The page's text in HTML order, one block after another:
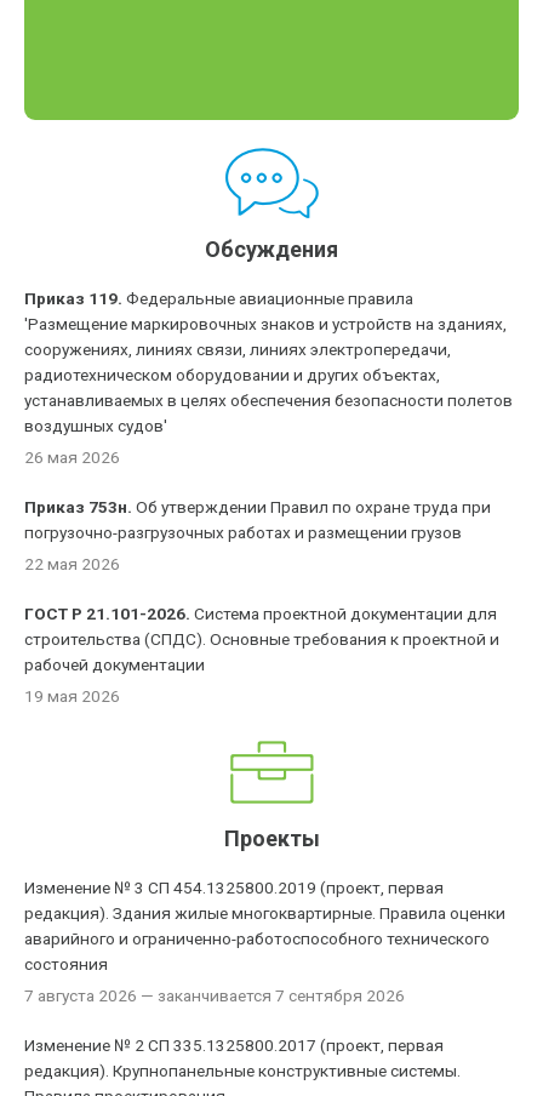
Обсуждения
Приказ 119. Федеральные авиационные правила
'Размещение маркировочных знаков и устройств на зданиях,
сооружениях, линиях связи, линиях электропередачи,
радиотехническом оборудовании и других объектах,
устанавливаемых в целях обеспечения безопасности полетов
воздушных судов'
26 мая 2026
Приказ 753н. Об утверждении Правил по охране труда при
погрузочно-разгрузочных работах и размещении грузов
22 мая 2026
ГОСТ Р 21.101-2026. Система проектной документации для
строительства (СПДС). Основные требования к проектной и
рабочей документации
19 мая 2026
Проекты
Изменение № 3 СП 454.1325800.2019 (проект, первая
редакция). Здания жилые многоквартирные. Правила оценки
аварийного и ограниченно-работоспособного технического
состояния
7 августа 2026 — заканчивается 7 сентября 2026
Изменение № 2 СП 335.1325800.2017 (проект, первая
редакция). Крупнопанельные конструктивные системы.